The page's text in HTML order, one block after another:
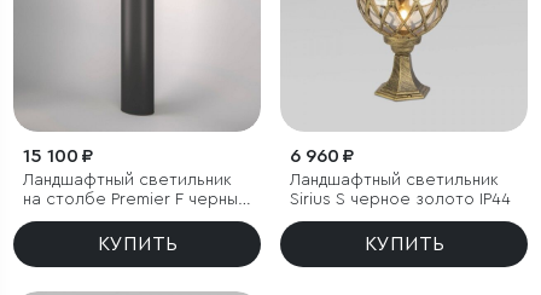
15 100 ₽
Ландшафтный светильник
на столбе Premier F черный
IP44
КУПИТЬ
6 960 ₽
Ландшафтный светильник
Sirius S черное золото IP44
КУПИТЬ